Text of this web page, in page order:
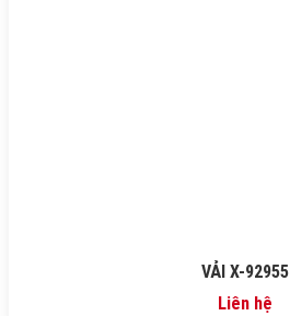
VẢI X-92955
Liên hệ